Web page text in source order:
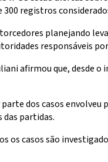
registros
planejando
responsáveis
afirmou que, desde
dos casos
partidas.
casos são